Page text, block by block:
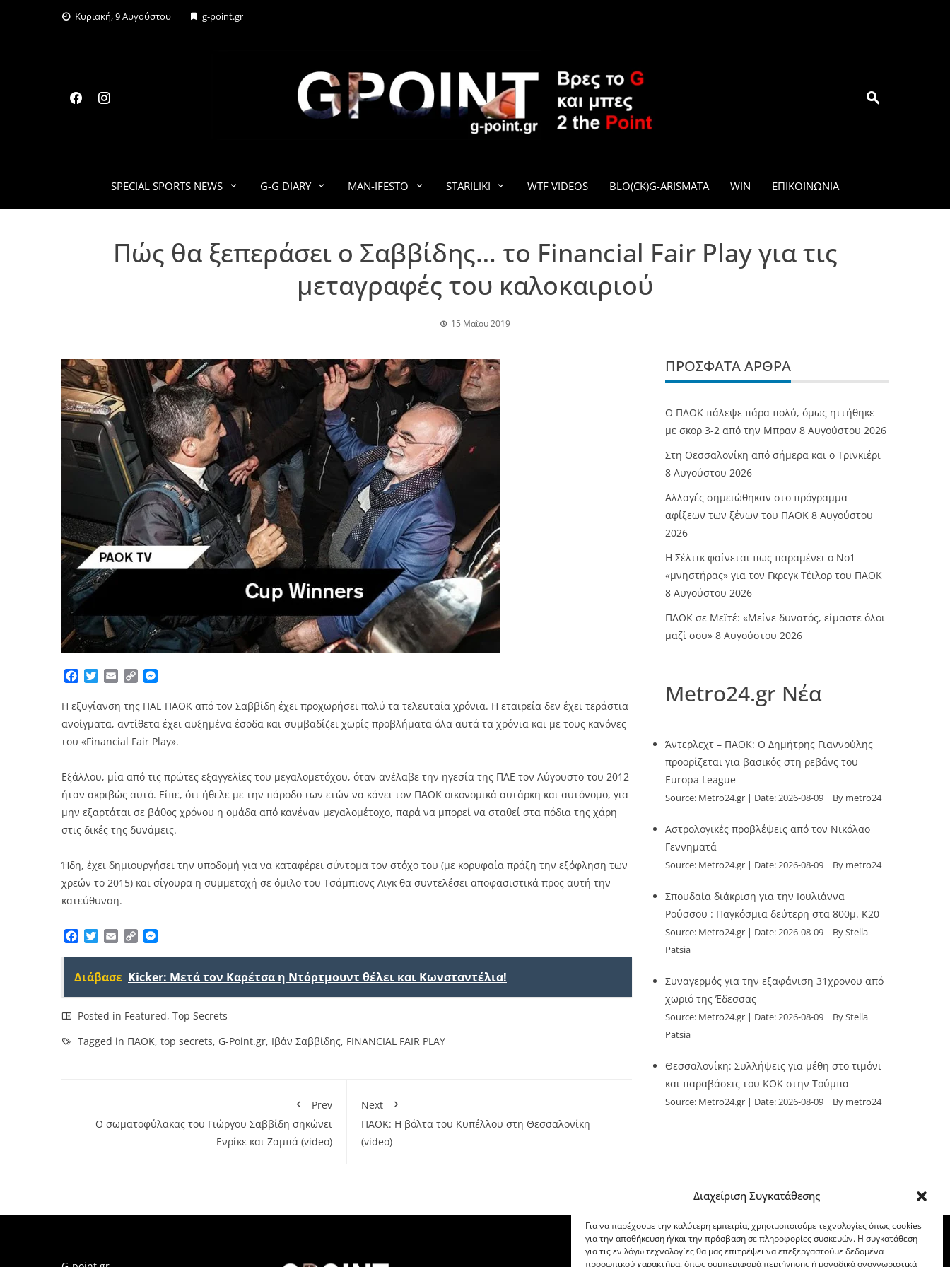
Διαχείριση Συγκατάθεσης
Για να παρέχουμε την καλύτερη εμπειρία, χρησιμοποιούμε τεχνολογίες όπως cookies
για την αποθήκευση ή/και την πρόσβαση σε πληροφορίες συσκευών. Η συγκατάθεση
για τις εν λόγω τεχνολογίες θα μας επιτρέψει να επεξεργαστούμε δεδομένα
προσωπικού χαρακτήρα, όπως συμπεριφορά περιήγησης ή μοναδικά αναγνωριστικά
Κυριακή, 9 Αυγούστου g-point.gr
G-POINT.GR
SPECIAL SPORTS NEWS G-G DIARY MAN-IFESTO STARILIKI WTF VIDEOS BLO(CK)G-ARISMATA WIN ΕΠΙΚΟΙΝΩΝΊΑ
Πώς θα ξεπεράσει ο Σαββίδης… το Financial Fair Play για τις
μεταγραφές του καλοκαιριού
15 Μαΐου 2019
Facebook
TwitterEmailCopy
Η εξυγίανση της ΠΑΕ ΠΑΟΚ από τον Σαββίδη έχει προχωρήσει πολύ τα τελευταία χρόνια. Η εταιρεία δεν έχει τεράστια
ανοίγματα, αντίθετα έχει αυξημένα έσοδα και συμβαδίζει χωρίς προβλήματα όλα αυτά τα χρόνια και με τους κανόνες
του «Financial Fair Play».
Εξάλλου, μία από τις πρώτες εξαγγελίες του μεγαλομετόχου, όταν ανέλαβε την ηγεσία της ΠΑΕ τον Αύγουστο του 2012
ήταν ακριβώς αυτό. Είπε, ότι ήθελε με την πάροδο των ετών να κάνει τον ΠΑΟΚ οικονομικά αυτάρκη και αυτόνομο, για
μην εξαρτάται σε βάθος χρόνου η ομάδα από κανέναν μεγαλομέτοχο, παρά να μπορεί να σταθεί στα πόδια της χάρη
στις δικές της δυνάμεις.
Ήδη, έχει δημιουργήσει την υποδομή για να καταφέρει σύντομα τον στόχο του (με κορυφαία πράξη την εξόφληση των
χρεών το 2015) και σίγουρα η συμμετοχή σε όμιλο του Τσάμπιονς Λιγκ θα συντελέσει αποφασιστικά προς αυτή την
κατεύθυνση.
Facebook
TwitterEmailCopy
Διάβασε Kicker: Μετά τον Καρέτσα η Ντόρτμουντ θέλει και Κωνσταντέλια!
Posted in Featured, Top Secrets
Tagged in ΠΑΟΚ, top secrets, G-Point.gr, Ιβάν Σαββίδης, FINANCIAL FAIR PLAY
Prev
Ο σωματοφύλακας του Γιώργου Σαββίδη σηκώνει
Ενρίκε και Ζαμπά (video)
Next
ΠΑΟΚ: Η βόλτα του Κυπέλλου στη Θεσσαλονίκη
(video)
ΠΡΌΣΦΑΤΑ ΆΡΘΡΑ
Ο ΠΑΟΚ πάλεψε πάρα πολύ, όμως ηττήθηκε
με σκορ 3-2 από την Μπραν 8 Αυγούστου 2026
Στη Θεσσαλονίκη από σήμερα και ο Τρινκιέρι
8 Αυγούστου 2026
Αλλαγές σημειώθηκαν στο πρόγραμμα
αφίξεων των ξένων του ΠΑΟΚ 8 Αυγούστου
2026
Η Σέλτικ φαίνεται πως παραμένει ο Νο1
«μνηστήρας» για τον Γκρεγκ Τέιλορ του ΠΑΟΚ
8 Αυγούστου 2026
ΠΑΟΚ σε Μεϊτέ: «Μείνε δυνατός, είμαστε όλοι
μαζί σου» 8 Αυγούστου 2026
Metro24.gr Νέα
Άντερλεχτ – ΠΑΟΚ: Ο Δημήτρης Γιαννούλης
προορίζεται για βασικός στη ρεβάνς του
Europa League
Source: Metro24.gr Date: 2026-08-09 By metro24
Αστρολογικές προβλέψεις από τον Νικόλαο
Γεννηματά
Source: Metro24.gr Date: 2026-08-09 By metro24
Σπουδαία διάκριση για την Ιουλιάννα
Ρούσσου : Παγκόσμια δεύτερη στα 800μ. Κ20
Source: Metro24.gr Date: 2026-08-09
By Stella
Patsia
Συναγερμός για την εξαφάνιση 31χρονου από
χωριό της Έδεσσας
Source: Metro24.gr Date: 2026-08-09
By Stella
Patsia
Θεσσαλονίκη: Συλλήψεις για μέθη στο τιμόνι
και παραβάσεις του ΚΟΚ στην Τούμπα
Source: Metro24.gr Date: 2026-08-09 By metro24